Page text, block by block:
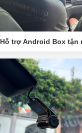
Hỗ trợ Android Box tận